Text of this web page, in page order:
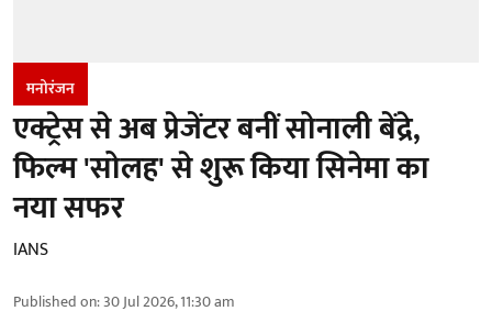
मनोरंजन
एक्ट्रेस से अब प्रेजेंटर बनीं सोनाली बेंद्रे,
फिल्म 'सोलह' से शुरू किया सिनेमा का
नया सफर
IANS
Published on:30 Jul 2026, 11:30 am